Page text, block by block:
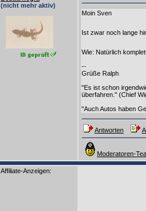
(nicht mehr aktiv)
Moin Sven
Ist zwar noch lange
Wie: Natürlich
--
Grüße Ralph
"Es ist schon
überfahren." (Chief
"Auch Autos haben
Antworten
Moderatoren-
Affiliate-Anzeigen: